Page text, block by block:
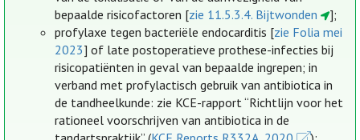
bepaalde risicofactoren [zie 11.5.3.4. Bijtwonden
];
profylaxe tegen bacteriële endocarditis [zie Folia mei
2023] of late postoperatieve prothese-infecties bij
risicopatiënten in geval van bepaalde ingrepen; in
verband met profylactisch gebruik van antibiotica in
de tandheelkunde: zie KCE-rapport “Richtlijn voor het
rationeel voorschrijven van antibiotica in de